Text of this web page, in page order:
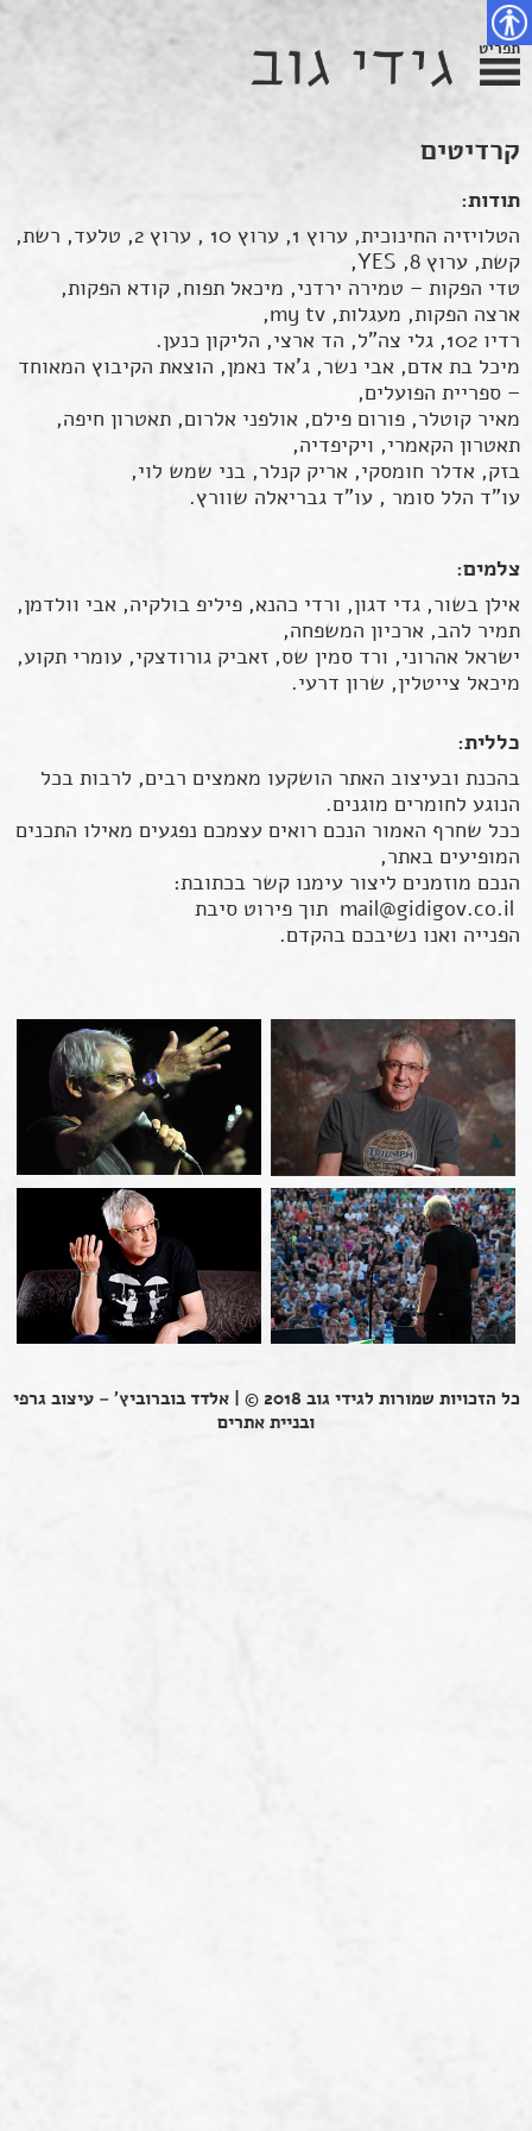
נגישות
מפת
האתר
הצהרת
נגישות
לדלג
לתוכן
יצירת
קשר
תפריט
קרדיטים
תודות:
הטלויזיה החינוכית, ערוץ 1, ערוץ 10 , ערוץ 2, טלעד, רשת,
קשת, ערוץ 8, YES,
טדי הפקות – טמירה ירדני, מיכאל תפוח, קודא הפקות,
ארצה הפקות, מעגלות, my tv,
רדיו 102, גלי צה"ל, הד ארצי, הליקון כנען.
מיכל בת אדם, אבי נשר, ג'אד נאמן, הוצאת הקיבוץ המאוחד
– ספריית הפועלים,
מאיר קוטלר, פורום פילם, אולפני אלרום, תאטרון חיפה,
תאטרון הקאמרי, ויקיפדיה,
בזק, אדלר חומסקי, אריק קנלר, בני שמש לוי,
עו"ד הלל סומר , עו"ד גבריאלה שוורץ.
צלמים:
אילן בשור, גדי דגון, ורדי כהנא, פיליפ בולקיה, אבי וולדמן,
תמיר להב, ארכיון המשפחה,
ישראל אהרוני, ורד סמין שס, זאביק גורודצקי, עומרי תקוע,
מיכאל צייטלין, שרון דרעי.
כללית:
בהכנת ובעיצוב האתר הושקעו מאמצים רבים, לרבות בכל
הנוגע לחומרים מוגנים.
ככל שחרף האמור הנכם רואים עצמכם נפגעים מאילו התכנים
המופיעים באתר,
הנכם מוזמנים ליצור עימנו קשר בכתובת:
mail@gidigov.co.il תוך פירוט סיבת
הפנייה ואנו נשיבכם בהקדם.
כל הזכויות שמורות לגידי גוב 2018 © |
אלדד בוברוביץ' – עיצוב גרפי
ובניית אתרים